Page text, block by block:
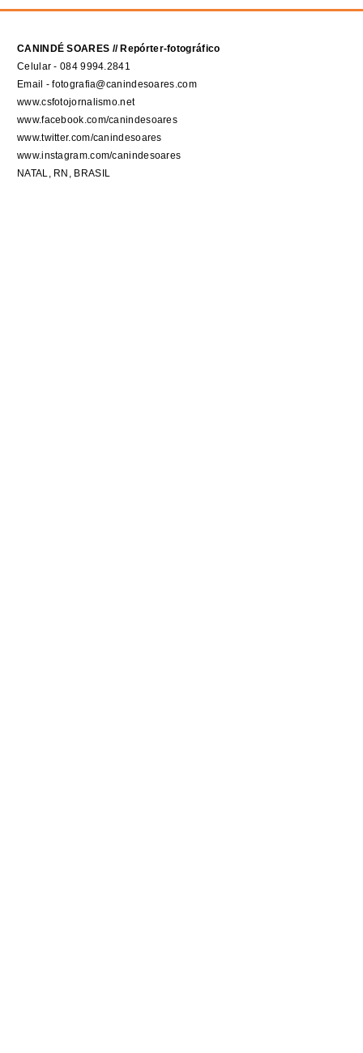
CANINDÉ SOARES // Repórter-fotográfico
Celular - 084 9994.2841
Email - fotografia@canindesoares.com
www.csfotojornalismo.net
www.facebook.com/canindesoares
www.twitter.com/canindesoares
www.instagram.com/canindesoares
NATAL, RN, BRASIL